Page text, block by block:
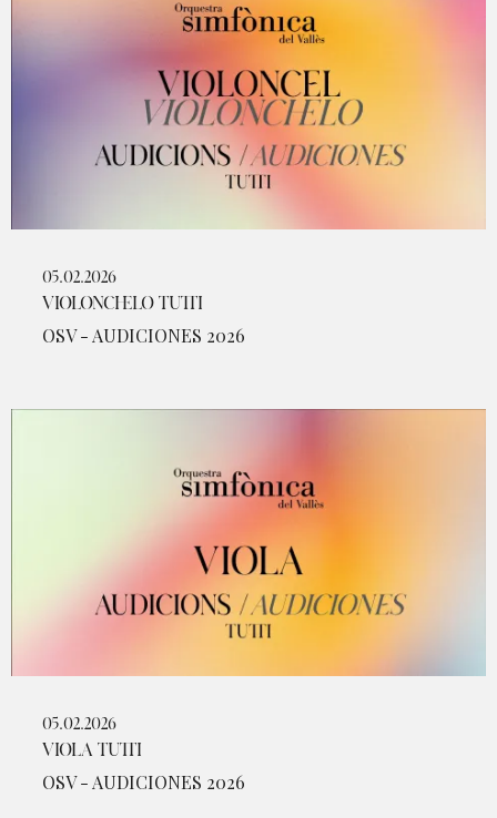
05.02.2026
VIOLONCHELO TUTTI
OSV - AUDICIONES 2026
05.02.2026
VIOLA TUTTI
OSV - AUDICIONES 2026